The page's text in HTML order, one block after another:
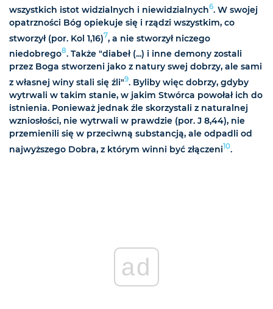
wszystkich istot widzialnych i niewidzialnych6. W swojej
opatrzności Bóg opiekuje się i rządzi wszystkim, co
stworzył (por. Kol 1,16)7, a nie stworzył niczego
niedobrego8. Także "diabeł (...) i inne demony zostali
przez Boga stworzeni jako z natury swej dobrzy, ale sami
z własnej winy stali się źli"9. Byliby więc dobrzy, gdyby
wytrwali w takim stanie, w jakim Stwórca powołał ich do
istnienia. Ponieważ jednak źle skorzystali z naturalnej
wzniosłości, nie wytrwali w prawdzie (por. J 8,44), nie
przemienili się w przeciwną substancją, ale odpadli od
najwyższego Dobra, z którym winni być złączeni10.
ad